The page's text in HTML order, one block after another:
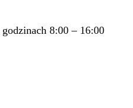
8:00 – 16:00